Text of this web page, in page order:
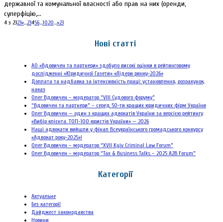
державної та комунальної власності або прав на них (оренди,
суперфіцію,...
4 з 2323«...23456...1020...»23
Нові статті
АО «Вдовичен та партнери» здобуло високі оцінки в рейтинговому
дослідженні «Юридичної Газети» «Лідери ринку-2026»
Доплата та надбавка за інтенсивність праці: установлення, розрахунок,
наказ
Олег Вдовичен – модератор “VIII Судового форуму”
“Вдовичен та партнери” – серед 50-ти кращих юридичних фірм України
Олег Вдовичен — один з кращих адвокатів України за версією рейтингу
«Вибір клієнта. ТОП-100 юристів України» — 2026
Наші адвокати вийшли у фінал Всеукраїнського громадського конкурсу
«Адвокат року-2025»!
Олег Вдовичен – модератор “XVII Kyiv Criminal Law Forum”
Олег Вдовичен – модератор “Tax & Business Talks – 2025 A2B Forum”
Категорії
Актуальне
Без категорії
Дайджест законодавства
Новини